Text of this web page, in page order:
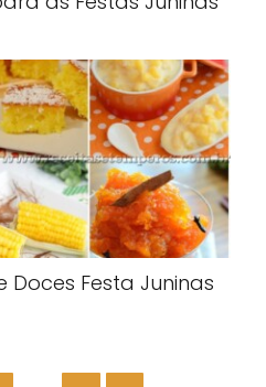
Doces Festa Juninas